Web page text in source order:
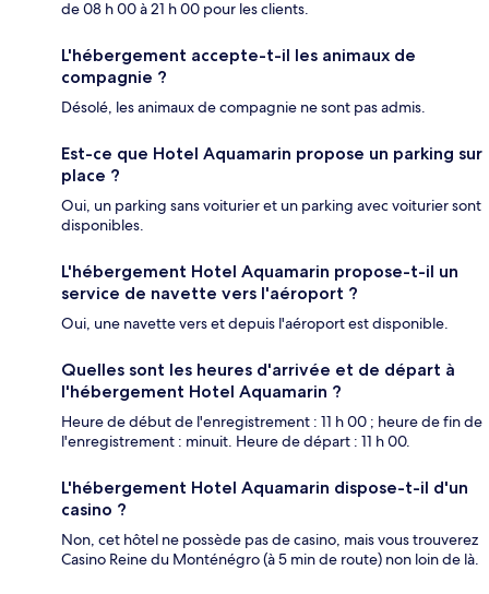
de 08 h 00 à 21 h 00 pour les clients.
L'hébergement accepte-t-il les animaux de
compagnie ?
Désolé, les animaux de compagnie ne sont pas admis.
Est-ce que Hotel Aquamarin propose un parking sur
place ?
Oui, un parking sans voiturier et un parking avec voiturier sont
disponibles.
L'hébergement Hotel Aquamarin propose-t-il un
service de navette vers l'aéroport ?
Oui, une navette vers et depuis l'aéroport est disponible.
Quelles sont les heures d'arrivée et de départ à
l'hébergement Hotel Aquamarin ?
Heure de début de l'enregistrement : 11 h 00 ; heure de fin de
l'enregistrement : minuit. Heure de départ : 11 h 00.
L'hébergement Hotel Aquamarin dispose-t-il d'un
casino ?
Non, cet hôtel ne possède pas de casino, mais vous trouverez
Casino Reine du Monténégro (à 5 min de route) non loin de là.